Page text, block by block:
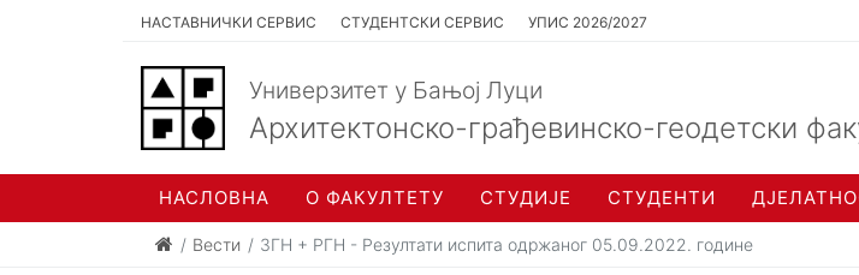
НАСТАВНИЧКИ СЕРВИС СТУДЕНТСКИ СЕРВИС УПИС 2026/2027
Универзитет у Бањој Луци
Архитектонско-грађевинско-геодетски
НАСЛОВНА О ФАКУЛТЕТУ СТУДИЈЕ СТУДЕНТИ
Вести ЗГН + РГН - Резултати испита одржаног 05.09.2022. године